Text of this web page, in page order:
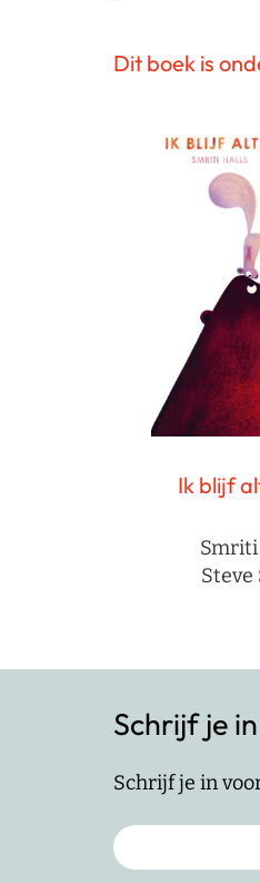
Dit boek is
Ik blijf
Steve
Schrijf je
Schrijf je in